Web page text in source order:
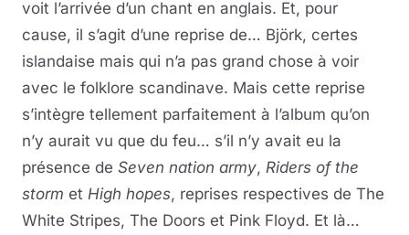
voit l’arrivée d’un chant en anglais. Et, pour
cause, il s’agit d’une reprise de… Björk, certes
islandaise mais qui n’a pas grand chose à voir
avec le folklore scandinave. Mais cette reprise
s’intègre tellement parfaitement à l’album qu’on
n’y aurait vu que du feu… s’il n’y avait eu la
présence de Seven nation army, Riders of the
storm et High hopes, reprises respectives de The
White Stripes, The Doors et Pink Floyd. Et là…